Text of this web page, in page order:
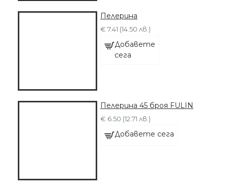
Пелерина
€ 7.41 (14.50 лв.)
Добавете
сега
Пелерина 45 броя FULIN
€ 6.50 (12.71 лв.)
Добавете сега